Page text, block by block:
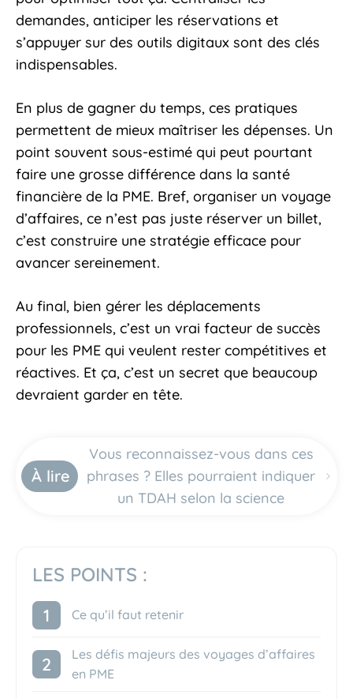
demandes, anticiper les réservations et
s’appuyer sur des outils digitaux sont des clés
indispensables.
En plus de gagner du temps, ces pratiques
permettent de mieux maîtriser les dépenses. Un
point souvent sous-estimé qui peut pourtant
faire une grosse différence dans la santé
financière de la PME. Bref, organiser un voyage
d’affaires, ce n’est pas juste réserver un billet,
c’est construire une stratégie efficace pour
avancer sereinement.
Au final, bien gérer les déplacements
professionnels, c’est un vrai facteur de succès
pour les PME qui veulent rester compétitives et
réactives. Et ça, c’est un secret que beaucoup
devraient garder en tête.
À lire
Vous reconnaissez-vous dans ces
phrases ? Elles pourraient indiquer
un TDAH selon la science
LES POINTS :
Ce qu’il faut retenir
Les défis majeurs des voyages d’affaires
en PME